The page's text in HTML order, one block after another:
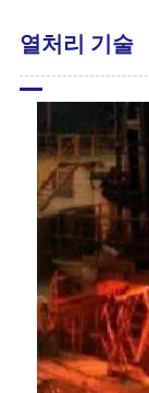
열처리 기술